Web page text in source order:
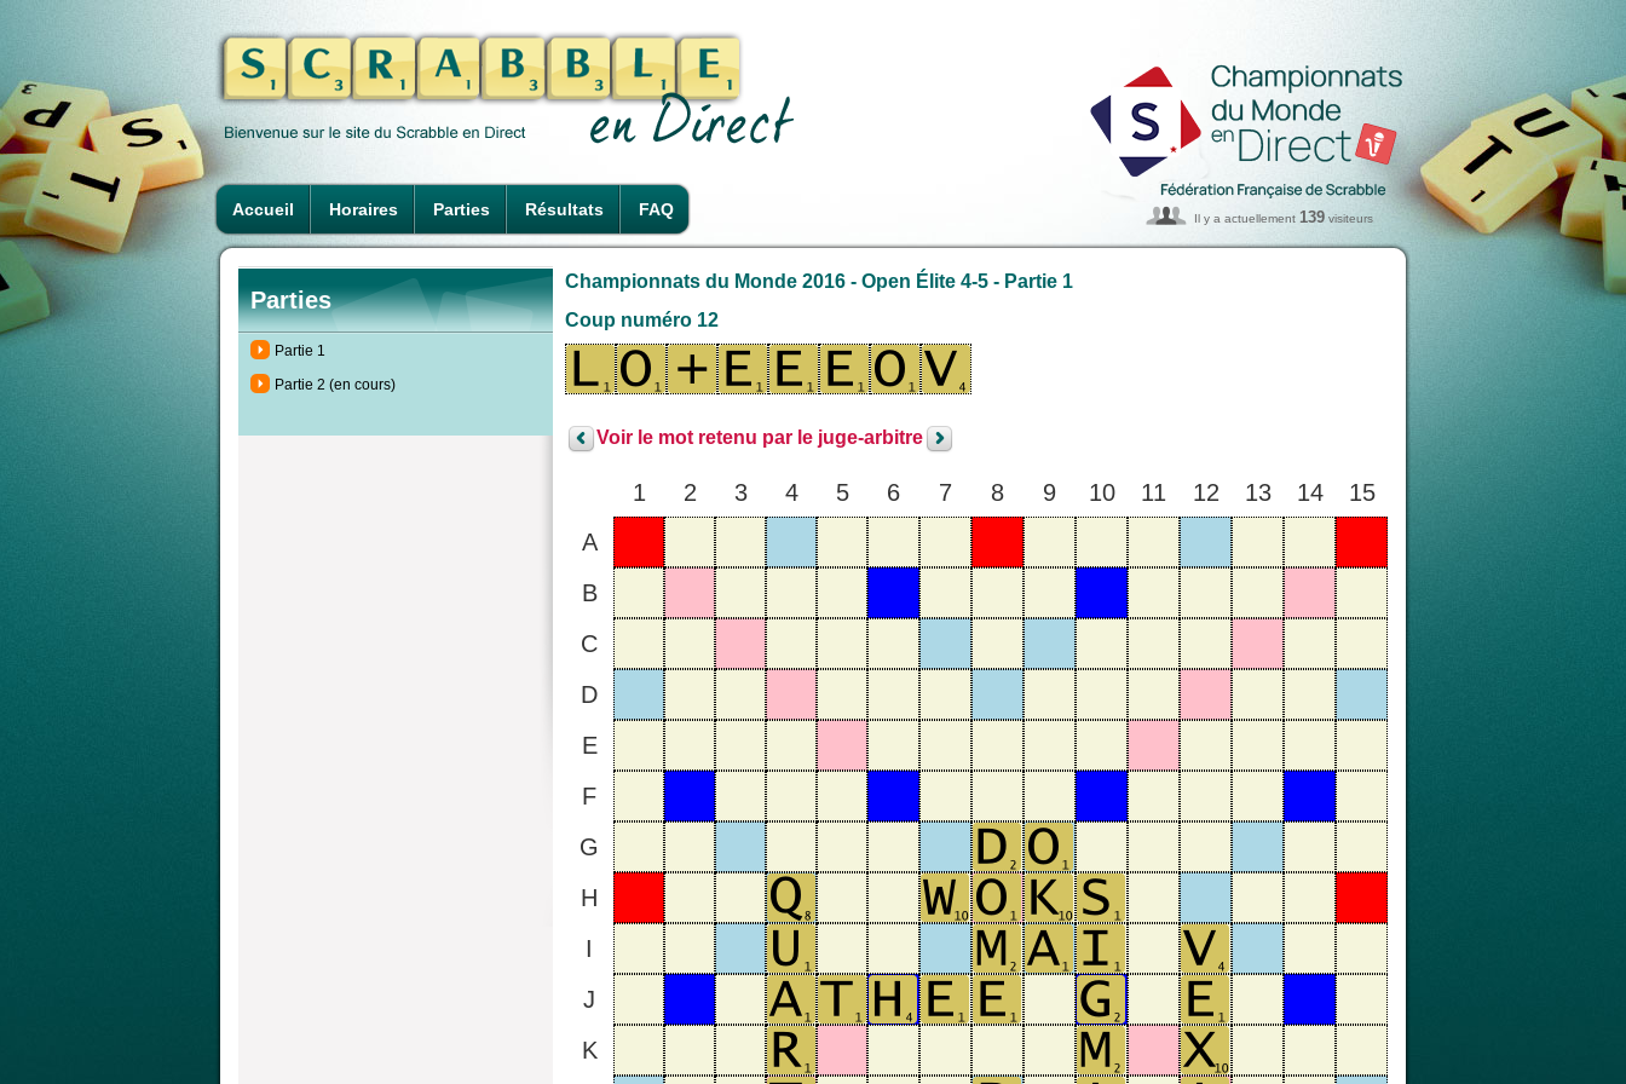
Accueil Horaires Parties Résultats FAQ Il y a actuellement 139 visiteurs
Parties
Partie 1
Partie 2 (en cours)
Championnats du Monde 2016 - Open Élite 4-5 - Partie 1
Coup numéro 12
Voir le mot retenu par le juge-arbitre
1 2 3 4 5 6 7 8 9 10 11 12 13 14
15
A
B
C
D
E
F
G
H
I
J
K